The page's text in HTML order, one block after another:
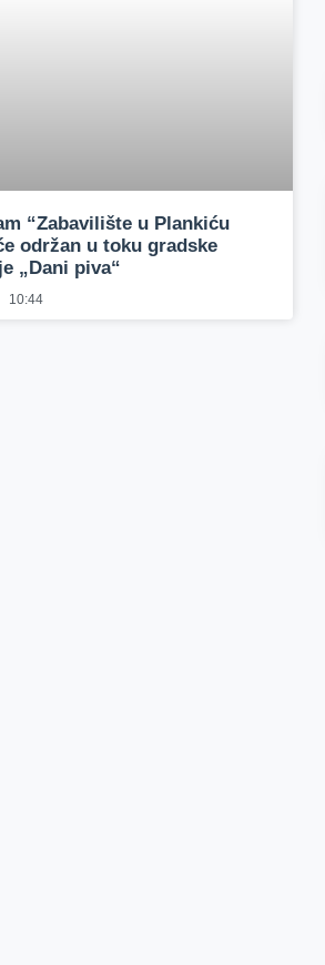
“Zabavilište u Plankiću
održan u toku gradske
„Dani piva“
10:44